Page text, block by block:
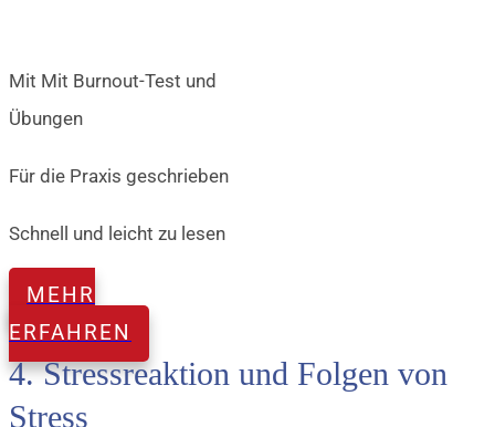
Mit Mit Burnout-Test und
Übungen
Für die Praxis geschrieben
Schnell und leicht zu lesen
MEHR
ERFAHREN
4. Stressreaktion und Folgen von
Stress